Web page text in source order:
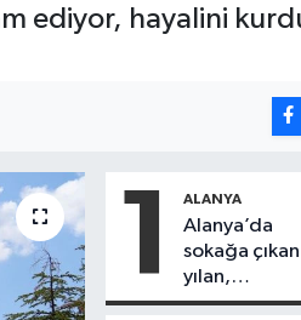
ediyor, hayalini
1 ALANYA
Alanya’da
sokağa çıkan
yılan,
vatandaşı